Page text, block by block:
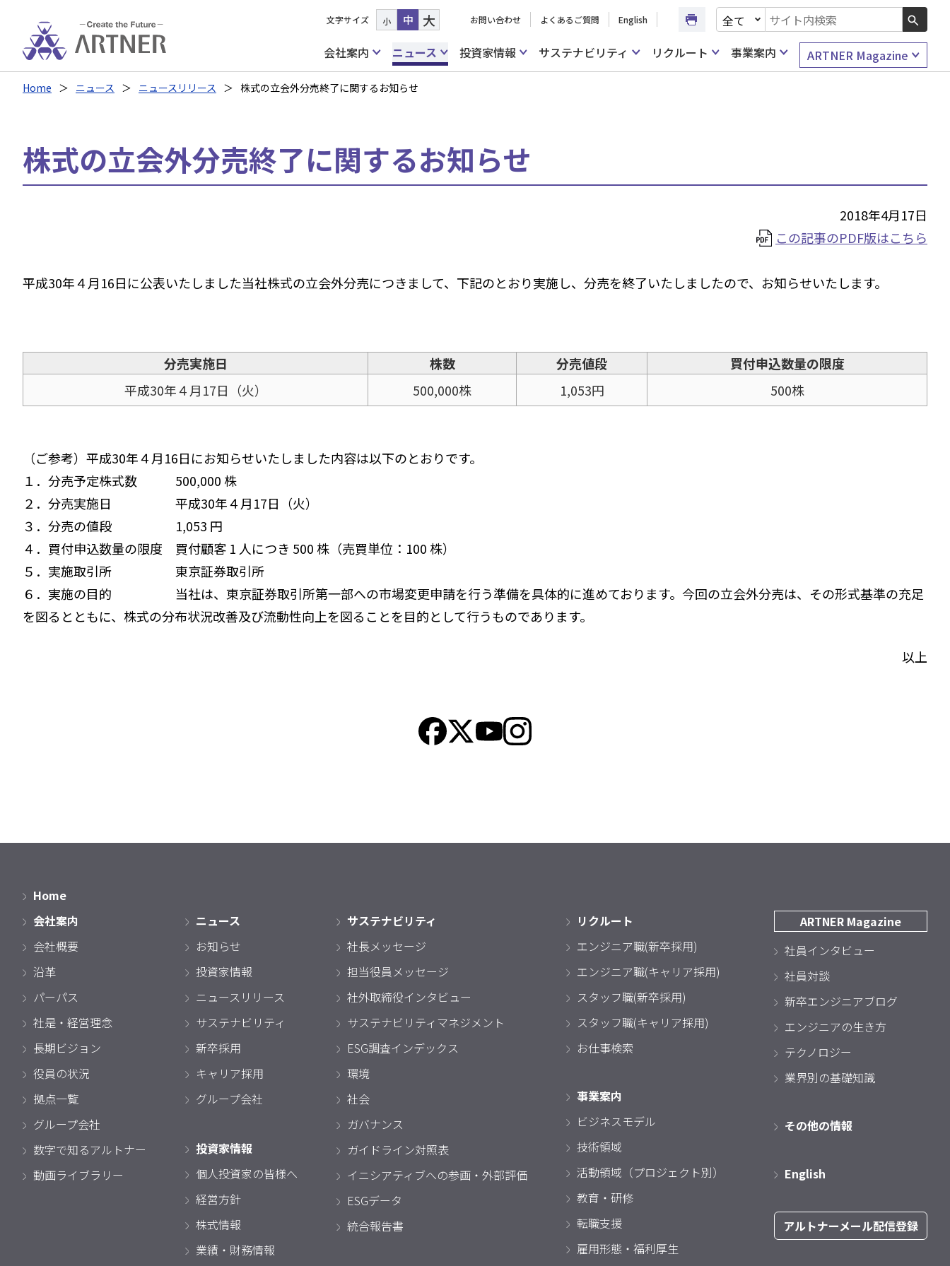
文字サイズ 小 中 大 お問い合わせ よくあるご質問 English
文書種別を選択
検索キーワード入力
会社案内
ニュース 投資家情報 サステナビリティ リクルート 事業案内 ARTNER Magazine
Home ニュース ニュースリリース 株式の立会外分売終了に関するお知らせ
株式の立会外分売終了に関するお知らせ
2018年4月17日
この記事のPDF版はこちら
平成30年４月16日に公表いたしました当社株式の立会外分売につきまして、下記のとおり実施し、分売を終了いたしましたので、お知らせいたします。
分売実施日 株数 分売値段
買付申込数量の限度
平成30年４月17日（火）
500,000株 1,053円 500株
（ご参考）平成30年４月16日にお知らせいたしました内容は以下のとおりです。
１．分売予定株式数 500,000 株
２．分売実施日 平成30年４月17日（火）
３．分売の値段 1,053 円
４．買付申込数量の限度 買付顧客 1 人につき 500 株（売買単位：100 株）
５．実施取引所 東京証券取引所
６．実施の目的 当社は、東京証券取引所第一部への市場変更申請を行う準備を具体的に進めております。今回の立会外分売は、その形式基準の充足
を図るとともに、株式の分布状況改善及び流動性向上を図ることを目的として行うものであります。
以上
Home
会社案内
会社概要
沿革
パーパス
社是・経営理念
長期ビジョン
役員の状況
拠点一覧
グループ会社
数字で知るアルトナー
動画ライブラリー
ニュース
お知らせ
投資家情報
ニュースリリース
サステナビリティ
新卒採用
キャリア採用
グループ会社
投資家情報
個人投資家の皆様へ
経営方針
株式情報
業績・財務情報
サステナビリティ
社長メッセージ
担当役員メッセージ
社外取締役インタビュー
サステナビリティマネジメント
ESG調査インデックス
環境
社会
ガバナンス
ガイドライン対照表
イニシアティブへの参画・外部評価
ESGデータ
統合報告書
リクルート
エンジニア職(新卒採用)
エンジニア職(キャリア採用)
スタッフ職(新卒採用)
スタッフ職(キャリア採用)
お仕事検索
事業案内
ビジネスモデル
技術領域
活動領域（プロジェクト別）
教育・研修
転職支援
雇用形態・福利厚生
ARTNER Magazine
社員インタビュー
社員対談
新卒エンジニアブログ
エンジニアの生き方
テクノロジー
業界別の基礎知識
その他の情報
English
アルトナーメール配信登録